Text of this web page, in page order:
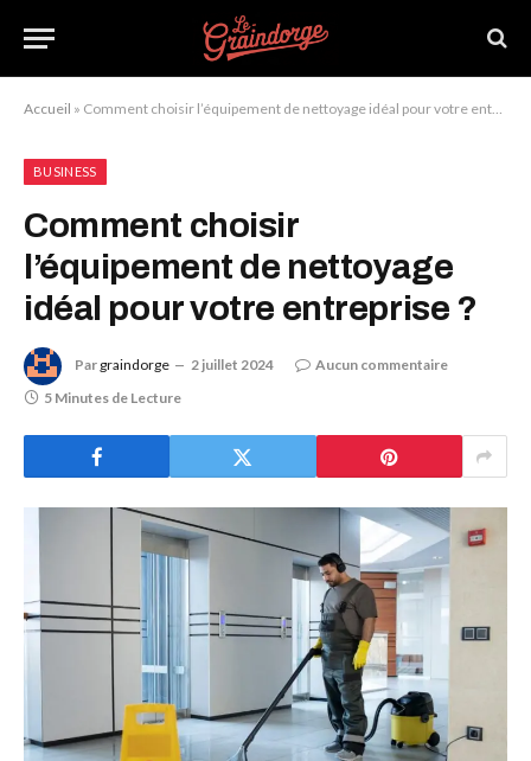
Accueil » Comment choisir l’équipement de nettoyage idéal pour votre entreprise ?
BUSINESS
Comment choisir
l’équipement de nettoyage
idéal pour votre entreprise ?
Par graindorge 2 juillet 2024
Aucun commentaire
5 Minutes de Lecture